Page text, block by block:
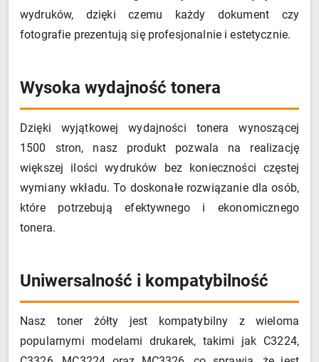
wydruków, dzięki czemu każdy dokument czy
fotografie prezentują się profesjonalnie i estetycznie.
Wysoka wydajność tonera
Dzięki wyjątkowej wydajności tonera wynoszącej
1500 stron, nasz produkt pozwala na realizację
większej ilości wydruków bez konieczności częstej
wymiany wkładu. To doskonałe rozwiązanie dla osób,
które potrzebują efektywnego i ekonomicznego
tonera.
Uniwersalność i kompatybilność
Nasz toner żółty jest kompatybilny z wieloma
popularnymi modelami drukarek, takimi jak C3224,